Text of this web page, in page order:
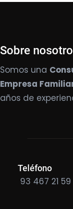
Sobre
Somos una
Empresa
años de
Teléfono
93 467 21 59